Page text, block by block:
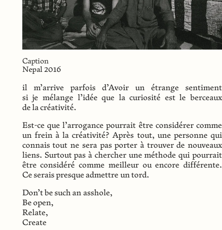
Caption
Nepal 2016
il m’arrive parfois d’Avoir un étrange sentiment
si je mélange l’idée que la curiosité est le berceaux
de lacréativité.
Est-ce que l’arrogance pourrait être considérer comme
un frein à lacréativité? Après tout, une personne qui
connais tout ne sera pas porter à trouver de nouveaux
liens. Surtout pas à chercher une méthode qui pourrait
être considéré comme meilleur ou encore différente.
Ce serais presque admettre un tord.
Don’t be such an asshole,
Be open,
Relate,
Create